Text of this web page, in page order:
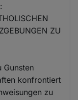
ZU
Gunsten
konfrontiert
zu